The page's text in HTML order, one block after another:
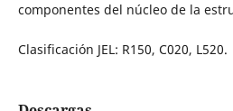
componentes del núcleo de la
Clasificación JEL: R150, C020, L520.